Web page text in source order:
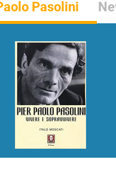
Pasolini